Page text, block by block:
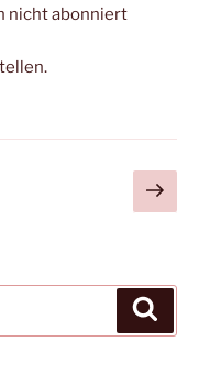
nicht abon­niert